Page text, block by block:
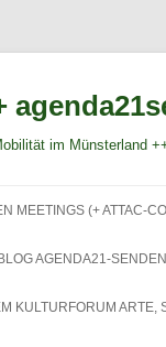
im Münsterland
MEETINGS (+ ATTAC-
AGENDA21-
KULTURFORUM